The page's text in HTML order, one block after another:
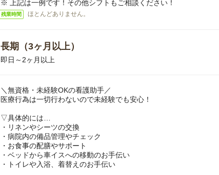
※ 上記は一例です！その他シフトもご相談ください！
残業時間 ほとんどありません。
長期（3ヶ月以上）
即日～2ヶ月以上
＼無資格・未経験OKの看護助手／
医療行為は一切行わないので未経験でも安心！
▽具体的には…
・リネンやシーツの交換
・病院内の備品管理やチェック
・お食事の配膳やサポート
・ベッドから車イスへの移動のお手伝い
・トイレや入浴、着替えのお手伝い